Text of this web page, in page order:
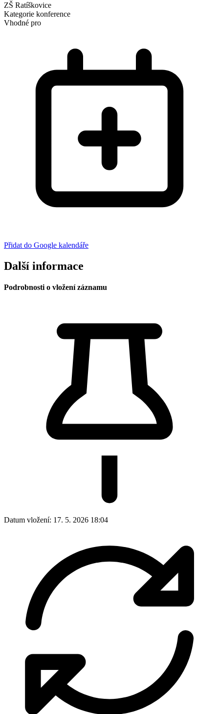
ZŠ Ratíškovice
Kategorie konference
Vhodné pro
Přidat do Google kalendáře
Další informace
Podrobnosti o vložení záznamu
Datum vložení: 17. 5. 2026 18:04